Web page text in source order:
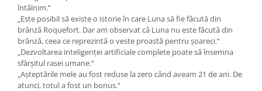
întâlnim.“
„Este posibil să existe o istorie în care Luna să fie făcută din
brânză Roquefort. Dar am observat că Luna nu este făcută din
brânză, ceea ce reprezintă o veste proastă pentru șoareci.“
„Dezvoltarea inteligenței artificiale complete poate să însemna
sfârșitul rasei umane.“
„Așteptările mele au fost reduse la zero când aveam 21 de ani. De
atunci, totul a fost un bonus.“